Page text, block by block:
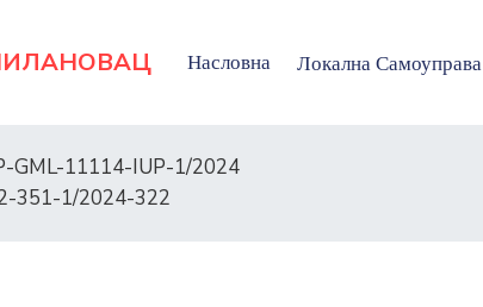
Насловна Локална Самоуправа
GML-11114-IUP-1/2024
351-1/2024-322